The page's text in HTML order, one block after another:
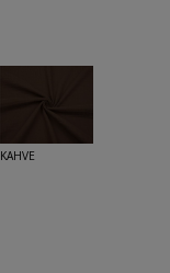
KAHVE